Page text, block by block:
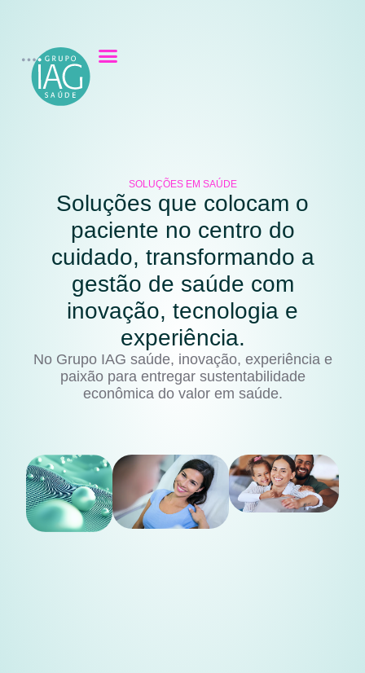
SOLUÇÕES EM SAÚDE
Soluções que colocam o
paciente no centro do
cuidado, transformando a
gestão de saúde com
inovação, tecnologia e
experiência.
No Grupo IAG saúde, inovação, experiência e
paixão para entregar sustentabilidade
econômica do valor em saúde.